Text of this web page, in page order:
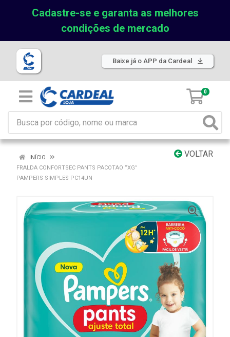
Cadastre-se e garanta as melhores
condições de mercado
Baixe já o APP da Cardeal
0
VOLTAR
INÍCIO
FRALDA CONFORTSEC PANTS PACOTAO ”XG”
PAMPERS SIMPLES PC14UN